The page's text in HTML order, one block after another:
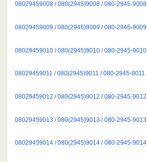
08029459008 / 080(2945)9008 / 080-2945-9008
08029459009 / 080(2945)9009 / 080-2945-9009
08029459010 / 080(2945)9010 / 080-2945-9010
08029459011 / 080(2945)9011 / 080-2945-9011
08029459012 / 080(2945)9012 / 080-2945-9012
08029459013 / 080(2945)9013 / 080-2945-9013
08029459014 / 080(2945)9014 / 080-2945-9014